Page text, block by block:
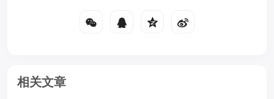
相关文章